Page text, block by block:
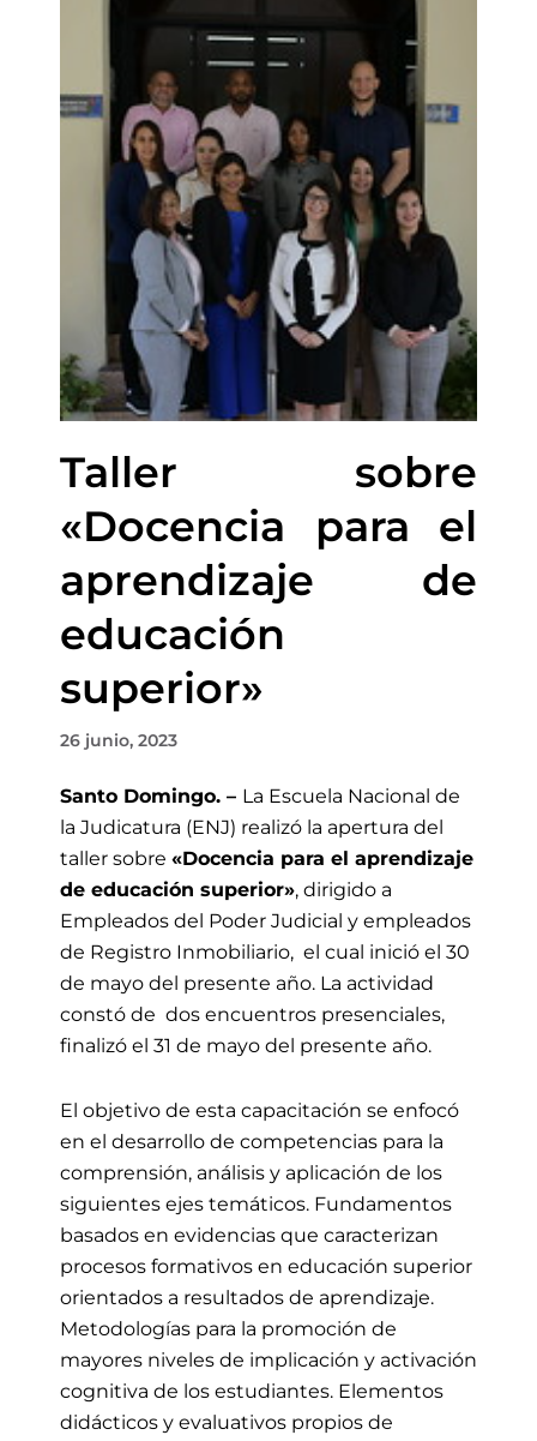
Taller sobre
«Docencia para el
aprendizaje de
educación
superior»
26 junio, 2023
Santo Domingo. – La Escuela Nacional de
la Judicatura (ENJ) realizó la apertura del
taller sobre «Docencia para el aprendizaje
de educación superior», dirigido a
Empleados del Poder Judicial y empleados
de Registro Inmobiliario, el cual inició el 30
de mayo del presente año. La actividad
constó de dos encuentros presenciales,
finalizó el 31 de mayo del presente año.
El objetivo de esta capacitación se enfocó
en el desarrollo de competencias para la
comprensión, análisis y aplicación de los
siguientes ejes temáticos. Fundamentos
basados en evidencias que caracterizan
procesos formativos en educación superior
orientados a resultados de aprendizaje.
Metodologías para la promoción de
mayores niveles de implicación y activación
cognitiva de los estudiantes. Elementos
didácticos y evaluativos propios de